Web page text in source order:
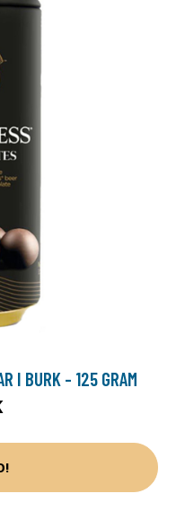
I BURK - 125 GRAM